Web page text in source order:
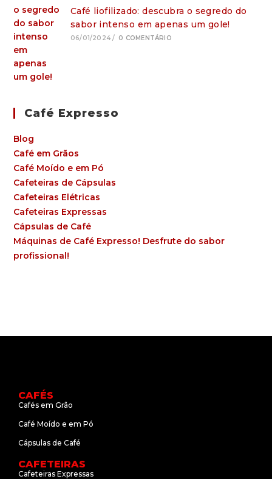
Café liofilizado: descubra o segredo do
sabor intenso em apenas um gole!
06/01/2024 / 0 COMENTÁRIO
Café Expresso
Blog
Café em Grãos
Café Moído e em Pó
Cafeteiras de Cápsulas
Cafeteiras Elétricas
Cafeteiras Expressas
Cápsulas de Café
Máquinas de Café Expresso! Desfrute do sabor
profissional!
CAFÉS
Cafés em Grão
Café Moído e em Pó
Cápsulas de Café
CAFETEIRAS
Cafeteiras Expressas